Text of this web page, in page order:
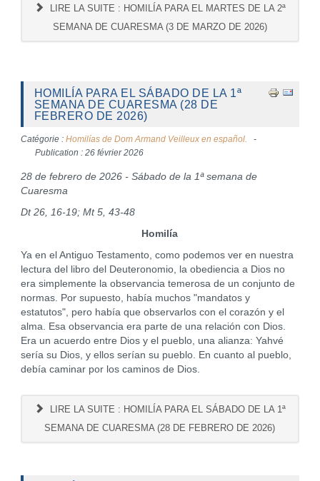
LIRE LA SUITE : HOMILÍA PARA EL MARTES DE LA 2ª
SEMANA DE CUARESMA (3 DE MARZO DE 2026)
HOMILÍA PARA EL SÁBADO DE LA 1ª
SEMANA DE CUARESMA (28 DE
FEBRERO DE 2026)
Catégorie : Homilías de Dom Armand Veilleux en español.
Publication : 26 février 2026
28 de febrero de 2026 - Sábado de la 1ª semana de
Cuaresma
Dt 26, 16-19; Mt 5, 43-48
Homilía
Ya en el Antiguo Testamento, como podemos ver en nuestra
lectura del libro del Deuteronomio, la obediencia a Dios no
era simplemente la observancia temerosa de un conjunto de
normas. Por supuesto, había muchos "mandatos y
estatutos", pero había que observarlos con el corazón y el
alma. Esa observancia era parte de una relación con Dios.
Era un acuerdo entre Dios y el pueblo, una alianza: Yahvé
sería su Dios, y ellos serían su pueblo. En cuanto al pueblo,
debía caminar por los caminos de Dios.
LIRE LA SUITE : HOMILÍA PARA EL SÁBADO DE LA 1ª
SEMANA DE CUARESMA (28 DE FEBRERO DE 2026)